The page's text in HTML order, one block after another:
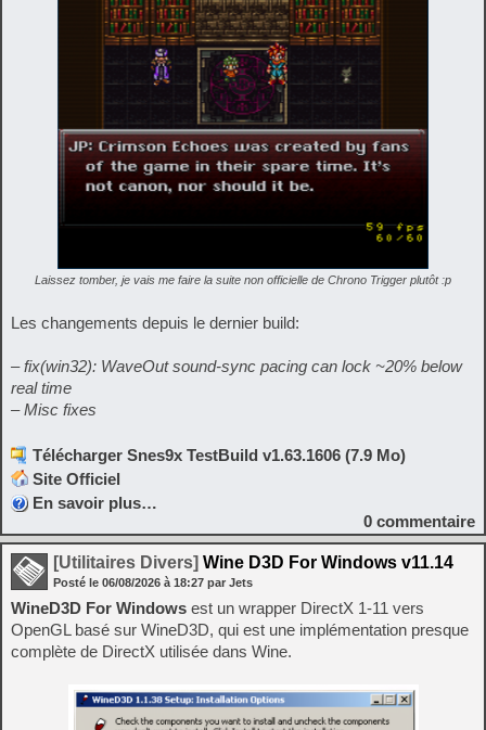
Laissez tomber, je vais me faire la suite non officielle de Chrono Trigger plutôt :p
Les changements depuis le dernier build:
– fix(win32): WaveOut sound-sync pacing can lock ~20% below
real time
– Misc fixes
Télécharger Snes9x TestBuild v1.63.1606 (7.9 Mo)
Site Officiel
En savoir plus…
0 commentaire
[Utilitaires Divers] Wine D3D For Windows v11.14
Posté le 06/08/2026 à 18:27 par Jets
WineD3D For Windows est un wrapper DirectX 1-11 vers
OpenGL basé sur WineD3D, qui est une implémentation presque
complète de DirectX utilisée dans Wine.